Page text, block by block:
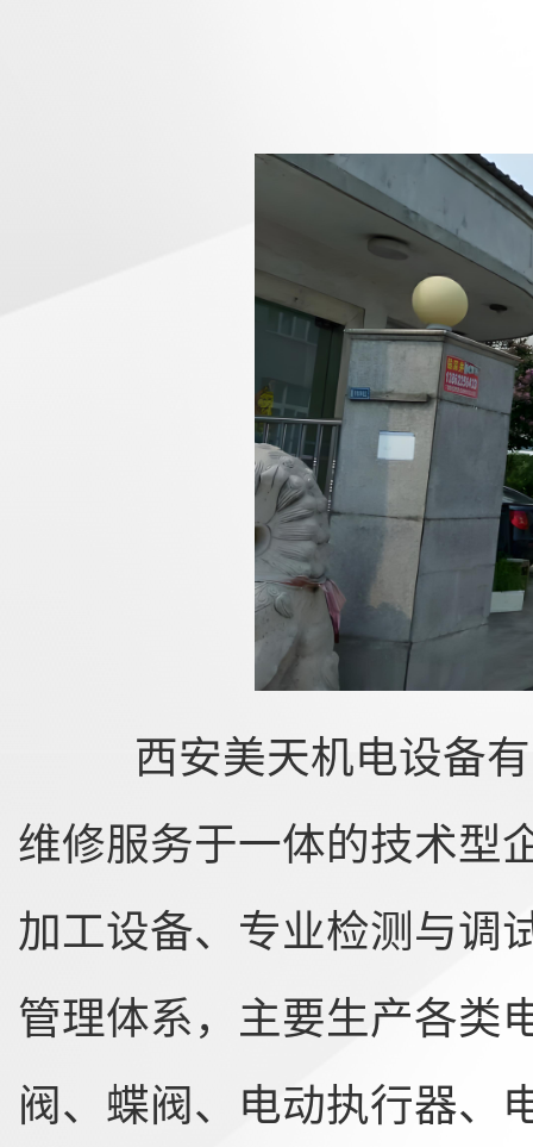
西安美天机电设备有
维修服务于一体的技术型
加工设备、专业检测与调
管理体系，主要生产各类
阀、蝶阀、电动执行器、